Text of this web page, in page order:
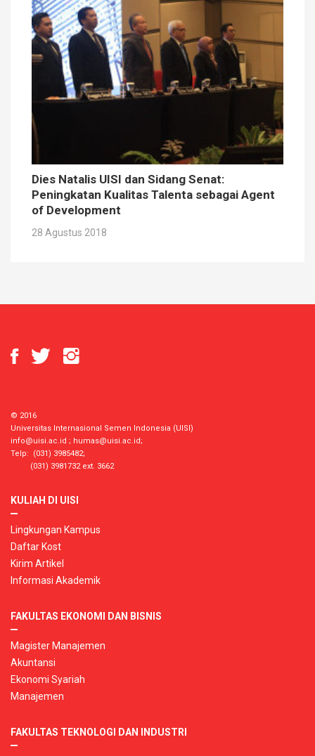
Dies Natalis UISI dan Sidang Senat:
Peningkatan Kualitas Talenta sebagai Agent
of Development
28 Agustus 2018
© 2016
Universitas Internasional Semen Indonesia (UISI)
info@uisi.ac.id ; humas@uisi.ac.id;
Telp: (031) 3985482;
(031) 3981732 ext. 3662
KULIAH DI UISI
Lingkungan Kampus
Daftar Kost
Kirim Artikel
Informasi Akademik
FAKULTAS EKONOMI DAN BISNIS
Magister Manajemen
Akuntansi
Ekonomi Syariah
Manajemen
FAKULTAS TEKNOLOGI DAN INDUSTRI